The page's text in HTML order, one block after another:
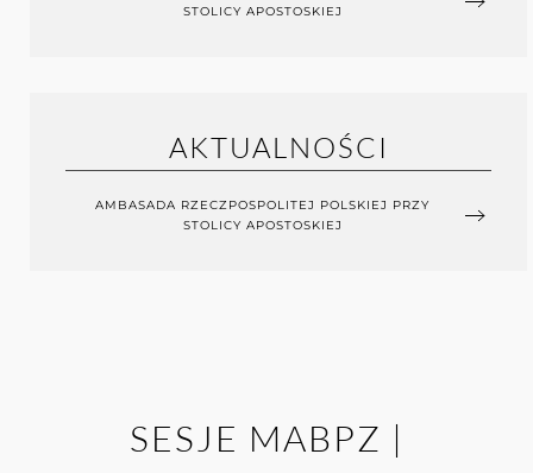
STOLICY APOSTOSKIEJ
AKTUALNOŚCI
AMBASADA RZECZPOSPOLITEJ POLSKIEJ PRZY
STOLICY APOSTOSKIEJ
SESJE MABPZ |